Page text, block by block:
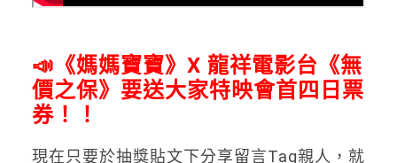
📣《媽媽寶寶》X 龍祥電影台《無
價之保》要送大家特映會首四日票
券！！
現在只要於抽獎貼文下分享留言Tag親人，就